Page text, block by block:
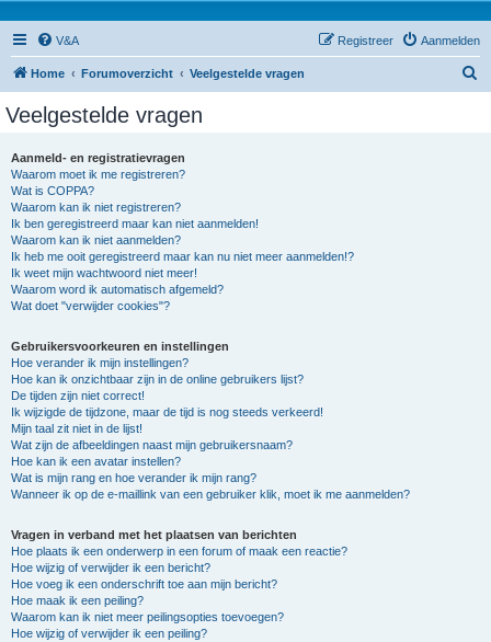
V&A Aanmelden
Registreer
Home Forumoverzicht Veelgestelde vragen
Veelgestelde vragen
Aanmeld- en registratievragen
Waarom moet ik me registreren?
Wat is COPPA?
Waarom kan ik niet registreren?
Ik ben geregistreerd maar kan niet aanmelden!
Waarom kan ik niet aanmelden?
Ik heb me ooit geregistreerd maar kan nu niet meer aanmelden!?
Ik weet mijn wachtwoord niet meer!
Waarom word ik automatisch afgemeld?
Wat doet "verwijder cookies"?
Gebruikersvoorkeuren en instellingen
Hoe verander ik mijn instellingen?
Hoe kan ik onzichtbaar zijn in de online gebruikers lijst?
De tijden zijn niet correct!
Ik wijzigde de tijdzone, maar de tijd is nog steeds verkeerd!
Mijn taal zit niet in de lijst!
Wat zijn de afbeeldingen naast mijn gebruikersnaam?
Hoe kan ik een avatar instellen?
Wat is mijn rang en hoe verander ik mijn rang?
Wanneer ik op de e-maillink van een gebruiker klik, moet ik me aanmelden?
Vragen in verband met het plaatsen van berichten
Hoe plaats ik een onderwerp in een forum of maak een reactie?
Hoe wijzig of verwijder ik een bericht?
Hoe voeg ik een onderschrift toe aan mijn bericht?
Hoe maak ik een peiling?
Waarom kan ik niet meer peilingsopties toevoegen?
Hoe wijzig of verwijder ik een peiling?